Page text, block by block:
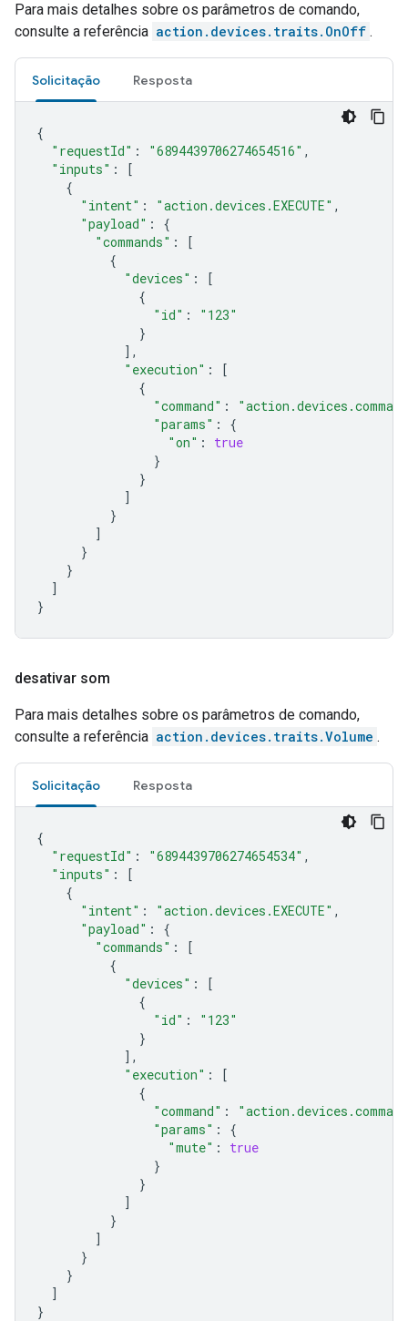
Para mais detalhes sobre os parâmetros de comando,
consulte a referência action.devices.traits.OnOff .
Solicitação Resposta
{
"requestId" : "6894439706274654516" ,
"inputs" :
[
{
"intent" : "action.devices.EXECUTE" ,
"payload" :
{
"commands" :
[
{
"devices" :
[
{
"id" :
"123"
}
],
"execution" :
[
{
"command" :
"params" :
{
"on" :
true
}
}
]
}
]
}
}
]
}
desativar som
Para mais detalhes sobre os parâmetros de comando,
consulte a referência action.devices.traits.Volume .
Solicitação Resposta
{
"requestId" : "6894439706274654534" ,
"inputs" :
[
{
"intent" : "action.devices.EXECUTE" ,
"payload" :
{
"commands" :
[
{
"devices" :
[
{
"id" :
"123"
}
],
"execution" :
[
{
"command" :
"params" :
{
"mute" :
true
}
}
]
}
]
}
}
]
}